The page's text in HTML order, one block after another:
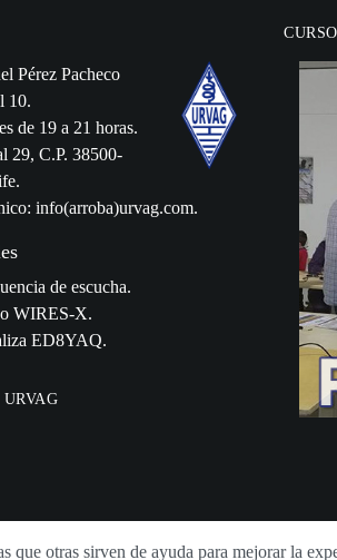
Pérez Pacheco
10.
de 19 a 21 horas.
29, C.P. 38500-
info(arroba)urvag.com.
de escucha.
WIRES-X.
ED8YAQ.
otras sirven de ayuda para mejorar la